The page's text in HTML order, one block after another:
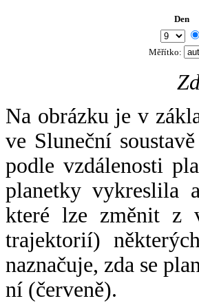
Den
Měřítko:
Na obrázku je v
ve Sluneční
podle vzdálenosti
planetky vykreslila
které lze změnit z
trajektorií)
naznačuje, zda se
ní (červeně).